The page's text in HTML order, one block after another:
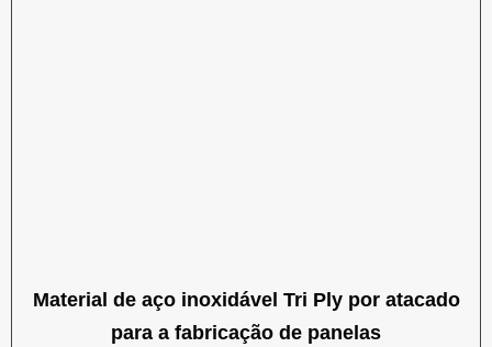
Material de aço inoxidável Tri Ply por atacado
para a fabricação de panelas